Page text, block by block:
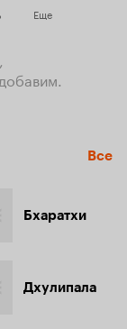
Еще
Все
Бхаратхи
Дхулипала